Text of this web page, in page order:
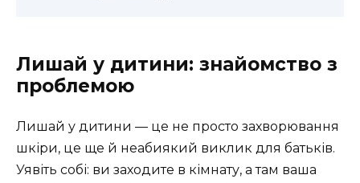
Лишай у дитини: знайомство з
проблемою
Лишай у дитини — це не просто захворювання
шкіри, це ще й неабиякий виклик для батьків.
Уявіть собі: ви заходите в кімнату, а там ваша